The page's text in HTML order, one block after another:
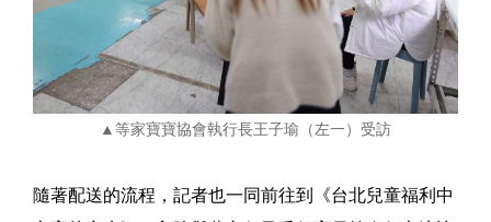
▲等家寶寶協會執行長王子瑜（左一）受訪
隨著配送的流程，記者也一同前往到《台北兒童福利中